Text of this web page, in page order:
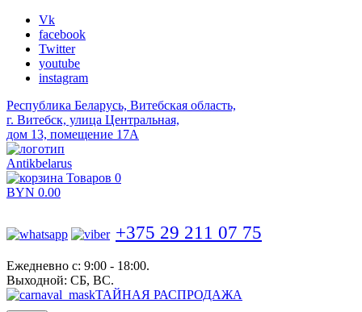
Vk
facebook
Twitter
youtube
instagram
Республика Беларусь, Витебская область,
г. Витебск, улица Центральная,
дом 13, помещение 17А
Antikbelarus
Товаров 0
BYN 0.00
+375 29 211 07 75
Ежедневно с: 9:00 - 18:00.
Выходной: СБ, ВС.
ТАЙНАЯ РАСПРОДАЖА